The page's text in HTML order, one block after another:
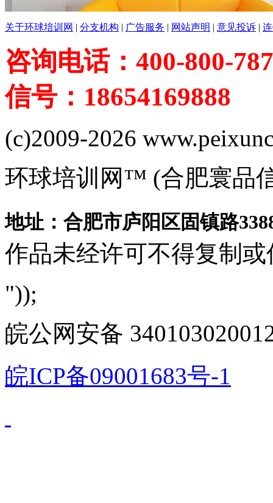
关于环球培训网 | 分支机构 | 广告服务 | 网站声明 | 意见投诉 |
咨询电话：400-800-
信号：18654169888
(c)2009-2026
环球培训网™ (合肥寰品
地址：合肥市庐阳区固镇路
作品未经许可不得复制或
"));
皖公网安备
皖ICP备09001683号-1